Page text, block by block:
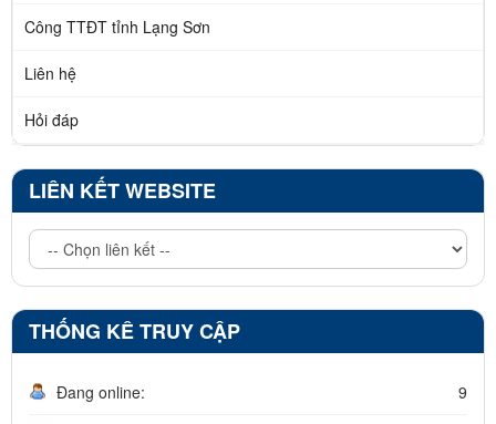
Công TTĐT tỉnh Lạng Sơn
Liên hệ
Hỏi đáp
LIÊN KẾT WEBSITE
THỐNG KÊ TRUY CẬP
Đang online: 9